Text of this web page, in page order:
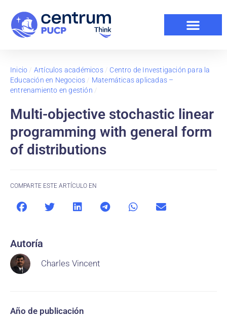
Inicio / Artículos académicos/ Centro de Investigación para la
Educación en Negocios / Matemáticas aplicadas –
entrenamiento en gestión /
Multi-objective stochastic linear
programming with general form
of distributions
COMPARTE ESTE ARTÍCULO EN
Autoría
Charles Vincent
Año de publicación